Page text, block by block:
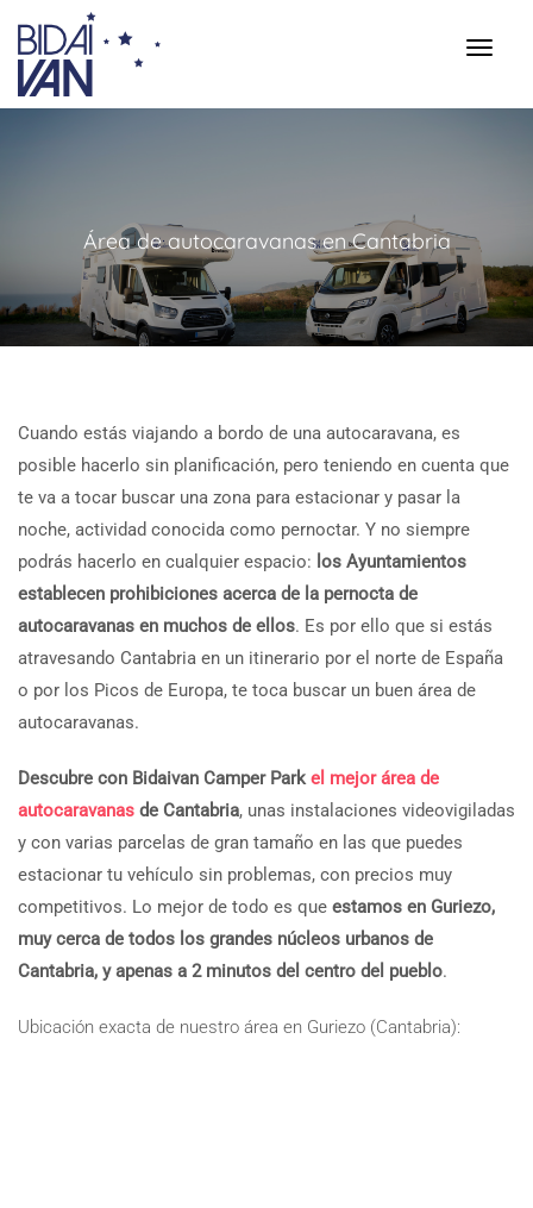
Área de autocaravanas en Cantabria
Cuando estás viajando a bordo de una autocaravana, es
posible hacerlo sin planificación, pero teniendo en cuenta que
te va a tocar buscar una zona para estacionar y pasar la
noche, actividad conocida como pernoctar. Y no siempre
podrás hacerlo en cualquier espacio: los Ayuntamientos
establecen prohibiciones acerca de la pernocta de
autocaravanas en muchos de ellos. Es por ello que si estás
atravesando Cantabria en un itinerario por el norte de España
o por los Picos de Europa, te toca buscar un buen área de
autocaravanas.
Descubre con Bidaivan Camper Parkel mejor área de
autocaravanas de Cantabria, unas instalaciones videovigiladas
y con varias parcelas de gran tamaño en las que puedes
estacionar tu vehículo sin problemas, con precios muy
competitivos. Lo mejor de todo es que estamos en Guriezo,
muy cerca de todos los grandes núcleos urbanos de
Cantabria, y apenas a 2 minutos del centro del pueblo.
Ubicación exacta de nuestro área en Guriezo (Cantabria):